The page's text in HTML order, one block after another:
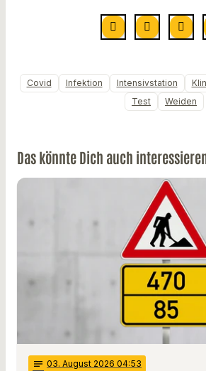
Covid Infektion Intensivstation
Test
Weiden
Das könnte Dich auch
notes 03. August 2026 04:53